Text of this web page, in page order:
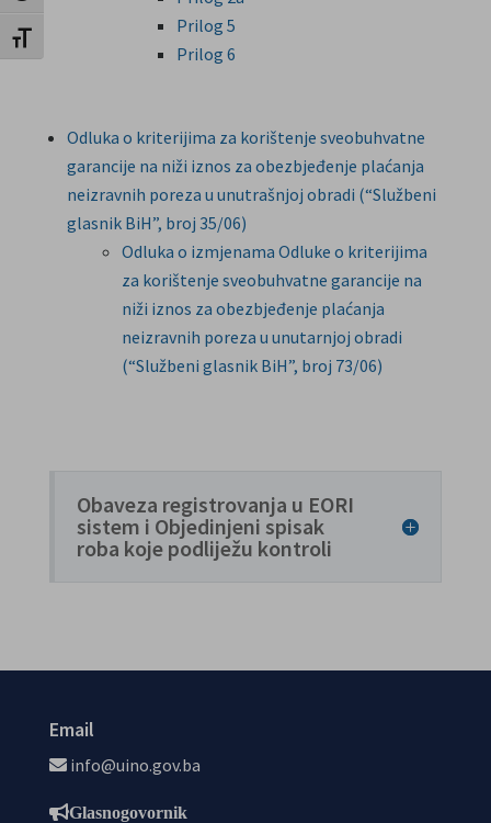
Uključi / isključi veličinu fonta
Prilog 5
Prilog 6
Odluka o kriterijima za korištenje sveobuhvatne
garancije na niži iznos za obezbjeđenje plaćanja
neizravnih poreza u unutrašnjoj obradi (“Službeni
glasnik BiH”, broj 35/06)
Odluka o izmjenama Odluke o kriterijima
za korištenje sveobuhvatne garancije na
niži iznos za obezbjeđenje plaćanja
neizravnih poreza u unutarnjoj obradi
(“Službeni glasnik BiH”, broj 73/06)
Obaveza registrovanja u EORI
sistem i Objedinjeni spisak
roba koje podliježu kontroli
Email
info@uino.gov.ba
Glasnogovornik